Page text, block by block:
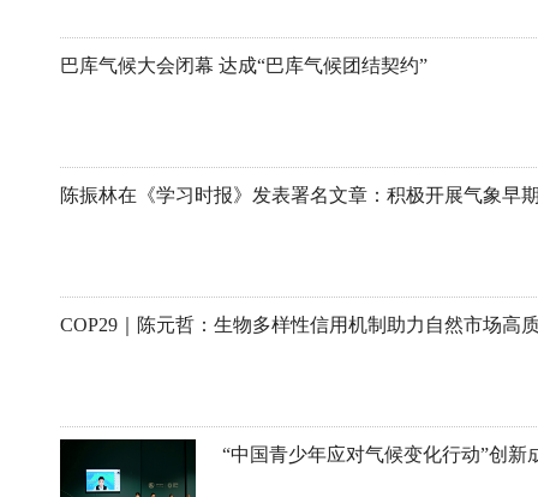
巴库气候大会闭幕 达成“巴库气候团结契约”
COP29｜陈元哲：生物多样性信用机制助力自然市场高
“中国青少年应对气候变化行动”创新